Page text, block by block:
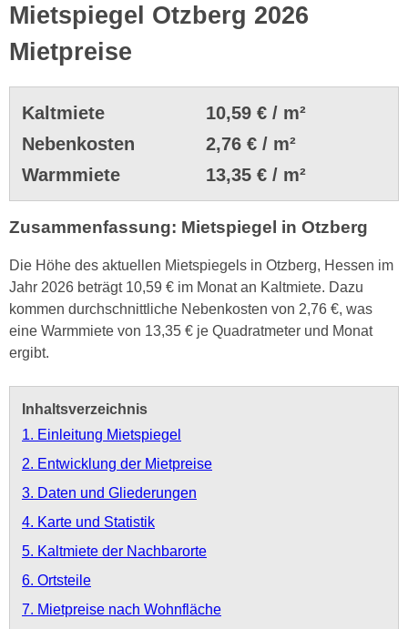
Mietspiegel Otzberg 2026
Mietpreise
Kaltmiete
10,59 € / m²
Nebenkosten
2,76 € / m²
Warmmiete
13,35 € / m²
Zusammenfassung: Mietspiegel in Otzberg
Die Höhe des aktuellen Mietspiegels in Otzberg, Hessen im
Jahr 2026 beträgt 10,59 € im Monat an Kaltmiete. Dazu
kommen durchschnittliche Nebenkosten von 2,76 €, was
eine Warmmiete von 13,35 € je Quadratmeter und Monat
ergibt.
Inhaltsverzeichnis
1. Einleitung Mietspiegel
2. Entwicklung der Mietpreise
3. Daten und Gliederungen
4. Karte und Statistik
5. Kaltmiete der Nachbarorte
6. Ortsteile
7. Mietpreise nach Wohnfläche